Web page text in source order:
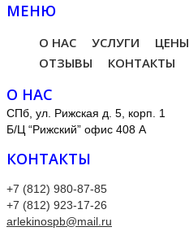
МЕНЮ
О НАС УСЛУГИ ЦЕНЫ
ОТЗЫВЫ
КОНТАКТЫ
О НАС
СПб, ул. Рижская д. 5, корп. 1
Б/Ц “Рижский” офис 408 А
КОНТАКТЫ
+7 (812) 980-87-85
+7 (812) 923-17-26
arlekinospb@mail.ru